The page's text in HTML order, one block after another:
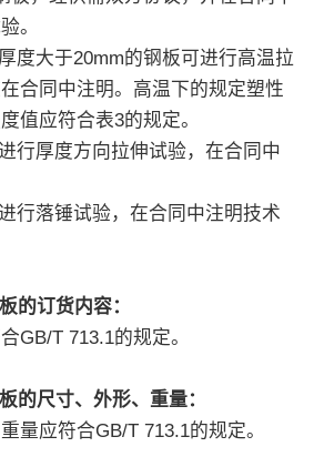
。
度大于20mm的钢板可进行高温拉
合同中注明。高温下的规定塑性
值应符合表3的规定。
行厚度方向拉伸试验，在合同中
行落锤试验，在合同中注明技术
的订货内容：
GB/T 713.1的规定。
的尺寸、外形、重量：
量应符合GB/T 713.1的规定。